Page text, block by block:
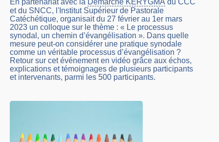
En partenariat avec la Démarche KERYGMA du CCC
et du SNCC, l'Institut Supérieur de Pastorale
Catéchétique, organisait du 27 février au 1er mars
2023 un colloque sur le thème : « Le processus
synodal, un chemin d’évangélisation ». Dans quelle
mesure peut-on considérer une pratique synodale
comme un véritable processus d’évangélisation ?
Retour sur cet événement en vidéo grâce aux échos,
explications et témoignages de plusieurs participants
et intervenants, parmi les 500 participants.